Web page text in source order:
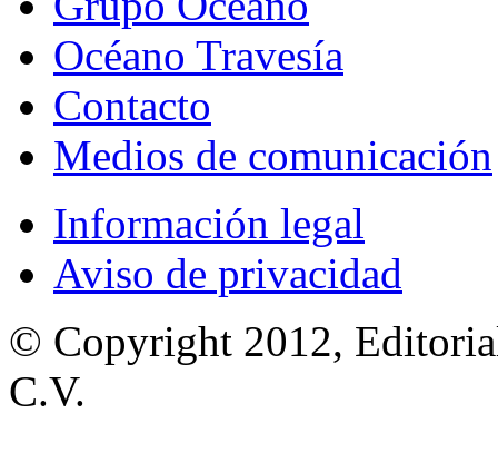
Océano Travesía
Contacto
Medios de comunicación
Información legal
Aviso de privacidad
© Copyright 2012,
C.V.